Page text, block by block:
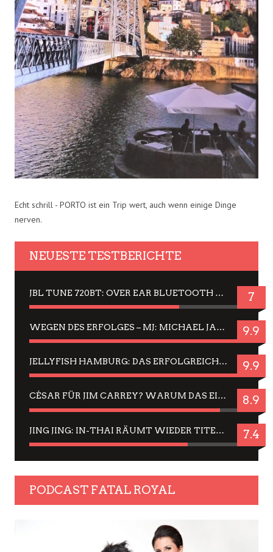
Echt schrill - PORTO ist ein Trip wert, auch wenn einige Dinge
nerven.
NEUESTE TESTBERICHTE
JBL TUNE 720BT: OVER EAR BLUETOOTH KOPFHÖRER UM DIE 50,-€ IM DAUER-TEST 7
WEGEN DES ERFOLGES – MJ: MICHAEL JACKSON MUSICAL IN EINER MATINEE SEHEN 9.9
JELLYFISH HAMBURG: DAS ERFOLGREICHE SOMMER-MENÜ 2025 IN GEFÜHLEN UND BILDERN 9.9
CÉSAR FÜR JIM CARREY? WARUM DAS EINER DER NERVIGSTEN ACTORS IST UND BLEIBT 8.9
JING JING: IN-THAI RÄUMT WIEDER TITEL AB – EIN ZWEI-STUNDEN-ERLEBNISBERICHT 7.4
PODCAST FATAL ROYAL